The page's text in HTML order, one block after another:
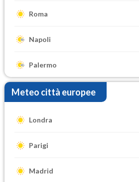
Roma
Napoli
Palermo
Meteo città europee
Londra
Parigi
Madrid